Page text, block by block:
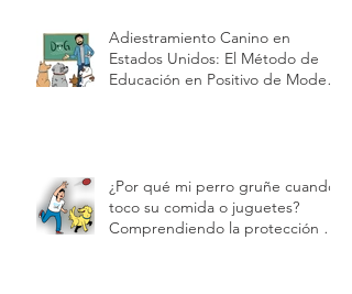
Entrenador de Perros en Estados
Unidos: Por Qué Modest Dog US
Es la Mejor Opción en
Adiestramiento Canino en
Estados Unidos: El Método de
Educación en Positivo de Modest